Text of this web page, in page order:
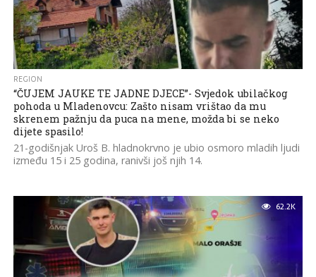
REGION
“ČUJEM JAUKE TE JADNE DJECE”- Svjedok ubilačkog
pohoda u Mladenovcu: Zašto nisam vrištao da mu
skrenem pažnju da puca na mene, možda bi se neko
dijete spasilo!
21-godišnjak Uroš B. hladnokrvno je ubio osmoro mladih ljudi
između 15 i 25 godina, ranivši još njih 14.
62.2K